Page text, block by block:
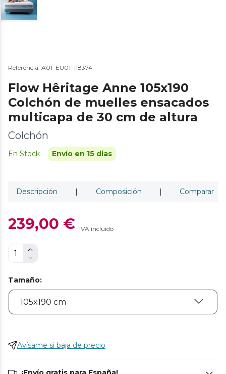
Referencia: A01_EU01_118374
Flow Hêritage Anne 105x190
Colchón de muelles ensacados
multicapa de 30 cm de altura
Colchón
En Stock Envío en 15 dias
Descripción | Composición | Comparar
239,00 € IVA incluido
Tamaño:
Avísame si baja de precio